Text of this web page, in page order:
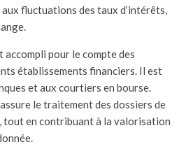
fluctuations des taux d’intérêts,
pour le compte des
établissements financiers. Il est
et aux courtiers en bourse.
le traitement des dossiers de
tout en contribuant à la valorisation